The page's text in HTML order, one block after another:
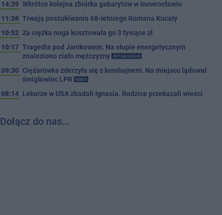
14:39 Wkrótce kolejna zbiórka gabarytów w Inowrocławiu
11:38 Trwają poszukiwania 68-letniego Romana Kucały
10:52 Za ciężka noga kosztowała go 3 tysiące zł
10:17 Tragedia pod Janikowem. Na słupie energetycznym
znaleziono ciało mężczyzny
AKTUALIZACJA
09:30 Ciężarówka zderzyła się z kombajnem. Na miejscu lądował
śmigłowiec LPR
VIDEO
08:14 Lekarze w USA zbadali Ignasia. Rodzice przekazali wieści
Dołącz do nas…